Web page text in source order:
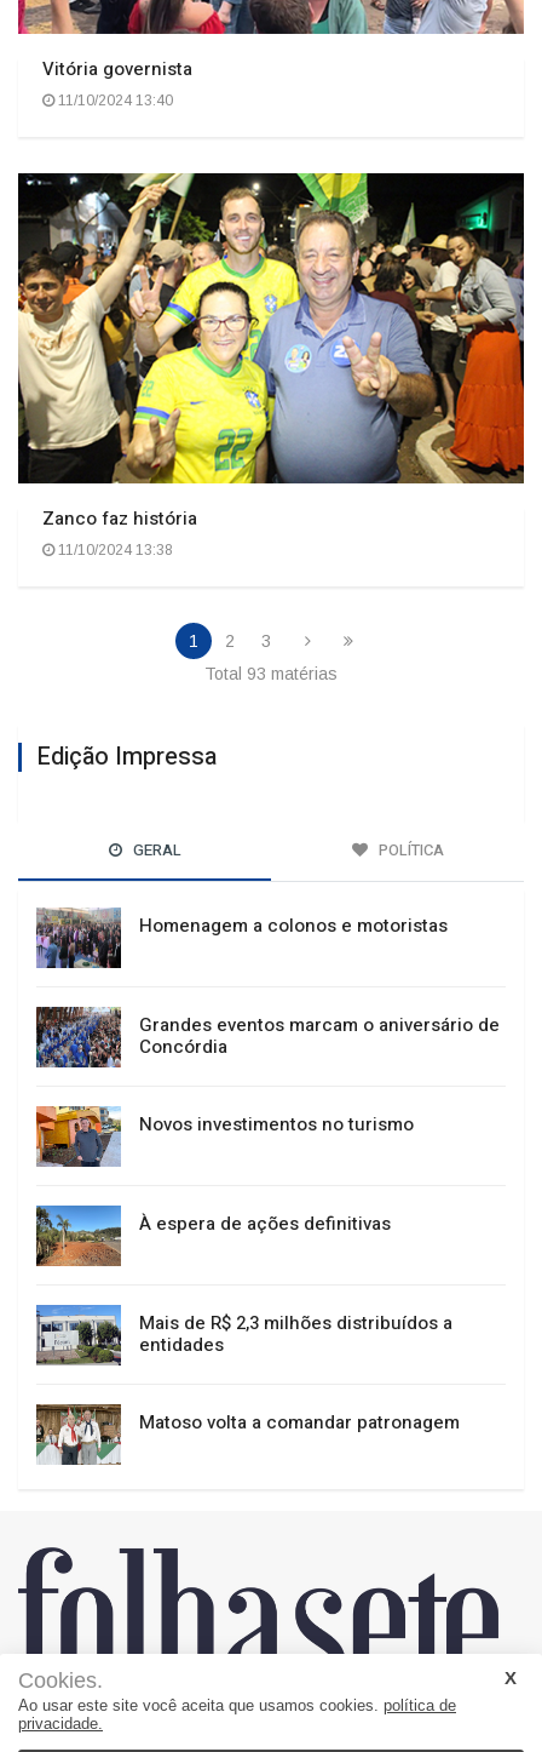
Vitória governista
11/10/2024 13:40
Zanco faz história
11/10/2024 13:38
1 2
3
Total 93 matérias
Edição Impressa
GERAL POLÍTICA
Homenagem a colonos e motoristas
Grandes eventos marcam o aniversário de
Concórdia
Novos investimentos no turismo
À espera de ações definitivas
Mais de R$ 2,3 milhões distribuídos a
entidades
Matoso volta a comandar patronagem
Cookies.
Ao usar este site você aceita que usamos cookies. política de
privacidade.